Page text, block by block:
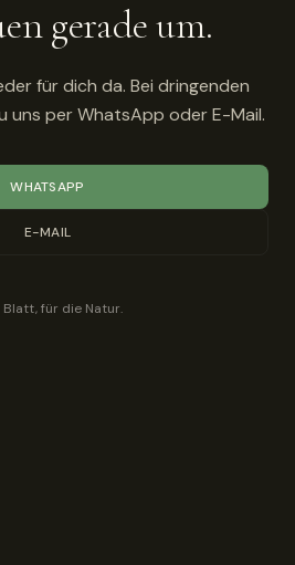
gerade um.
für dich da. Bei dringenden
uns per WhatsApp oder E-Mail.
WHATSAPP
E-MAIL
Blatt, für die Natur.